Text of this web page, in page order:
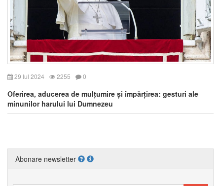
29 Iul 2024 2255 0
Oferirea, aducerea de mulțumire și împărțirea: gesturi ale
minunilor harului lui Dumnezeu
Abonare newsletter